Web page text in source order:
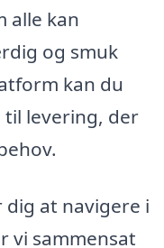
alle kan
og smuk
kan du
levering, der
at navigere i
vi sammensat